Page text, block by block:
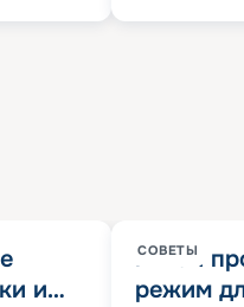
и
СОВЕТЫ
Китай
режим